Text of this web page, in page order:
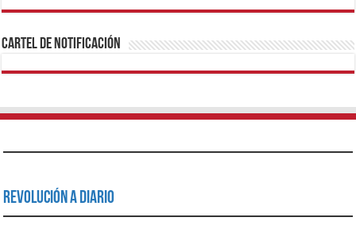
1xbetBetturkeyBetistKralbetSupertotobetTipobetMatadorbetMariobet
https://mvbcasino.com/
Cartel de Notificación
Revolución a Diario